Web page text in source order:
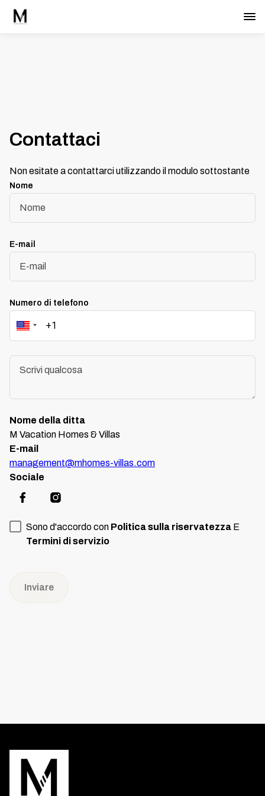
Contattaci
Non esitate a contattarci utilizzando il modulo sottostante
Nome
E-mail
Numero di telefono
Nome della ditta
M Vacation Homes & Villas
E-mail
management@mhomes-villas.com
Sociale
Sono d'accordo con Politica sulla riservatezza E
Termini di servizio
Inviare